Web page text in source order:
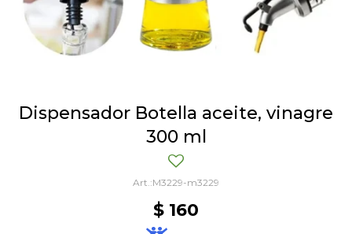
Dispensador Botella aceite, vinagre
300 ml
M3229-m3229
$ 160